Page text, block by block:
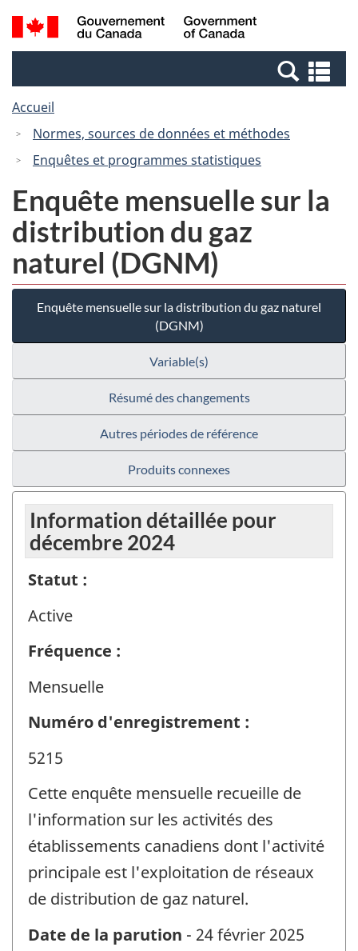
Passer
au
Passer
à
Canada
Recherche
et
et
Accueil
Normes, sources de données et méthodes
Enquêtes et programmes statistiques
Enquête mensuelle sur la
distribution du gaz
naturel (DGNM)
Enquête mensuelle sur la distribution du gaz naturel
(DGNM)
Variable(s)
Résumé des changements
Autres périodes de référence
Produits connexes
Information détaillée pour
décembre 2024
Statut :
Active
Fréquence :
Mensuelle
Numéro d'enregistrement :
5215
Cette enquête mensuelle recueille de
l'information sur les activités des
établissements canadiens dont l'activité
principale est l'exploitation de réseaux
de distribution de gaz naturel.
Date de la parution - 24 février 2025